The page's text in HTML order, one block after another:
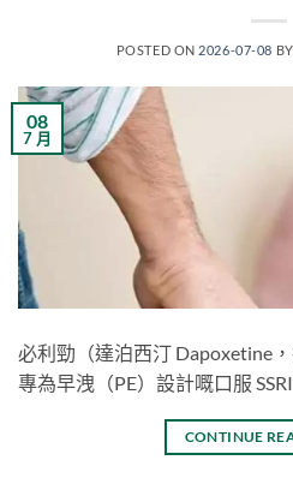
POSTED ON 2026-07-08
08
7 月
必利勁（達泊西汀 Dapoxetine
專為早洩（PE）設計嘅口服
CONTINUE